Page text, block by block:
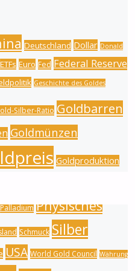
Deutschland Dollar Donald
ETFs Euro Fed Federal Reserve
Geschichte des Goldes
Silber-Ratio Goldbarren
Goldmünzen
Goldproduktion
Palladium Physisches
Schmuck Silber
USA World Gold Council Währung